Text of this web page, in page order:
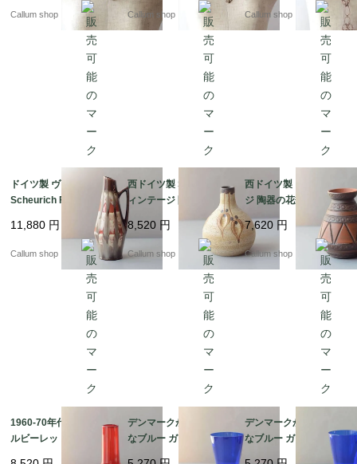
サリー アンティーク_2
Callum shop
ー アンティーク_2607
27 ia0042
Callum shop
セサリー アンティーク
_260727 ia0041
Callum shop
ドイツ製 ヴィンテージ
Scheurich Fat Lava Va
se 花瓶 花器 ファット
ラバー ミッドセンチュ
リー期 フラワーベース
アンティーク_ig4991
11,880 円
Callum shop
西ドイツ製 Sgrafo ヴ
ィンテージ 陶器の花瓶
Art pottery Peter Mull
er スグラフォ 花器 一
輪挿し ミッドセンチュ
リー期 フラワーベース
8,520 円
Callum shop
西ドイツ製 ヴィンテー
ジ 陶器の花瓶 Art pott
ery 花器 一輪挿し ミッ
ドセンチュリー期 フラ
ワーベース_ig4989
7,620 円
Callum shop
1960-70年代 チェコ製
ルビーレッドの花瓶 ボ
デンマークから きれい
なブルー ガラスの花瓶
コバルトブルー 花器 グ
デンマークから きれい
なブルー ガラスの花瓶
コバルトブルー 花器 グ